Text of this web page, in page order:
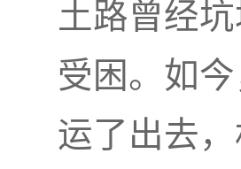
土路曾经
受困。如
运了出去